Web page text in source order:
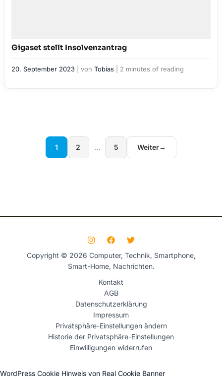
Gigaset stellt Insolvenzantrag
20. September 2023 | von Tobias 2 minutes of reading
1 2 … 5 Weiter→
Copyright © 2026 Computer, Technik, Smartphone,
Smart-Home, Nachrichten.
Kontakt
AGB
Datenschutzerklärung
Impressum
Privatsphäre-Einstellungen ändern
Historie der Privatsphäre-Einstellungen
Einwilligungen widerrufen
WordPress Cookie Hinweis von Real Cookie Banner